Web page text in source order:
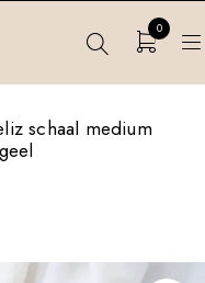
0
schaal medium